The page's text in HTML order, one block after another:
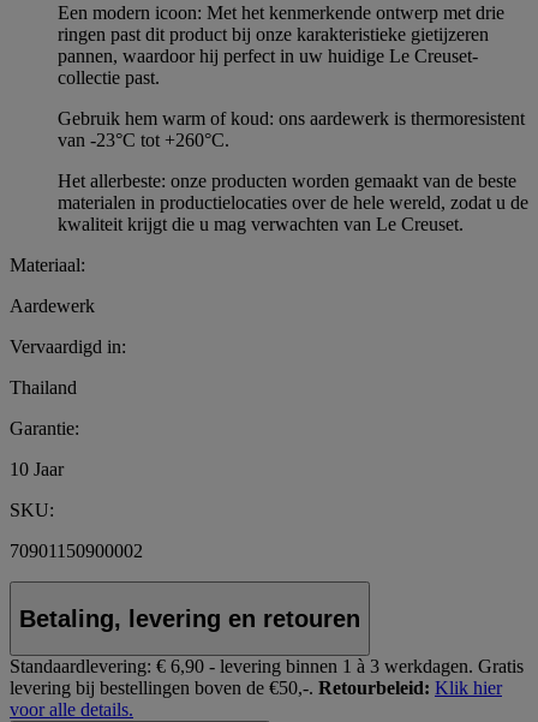
Een modern icoon: Met het kenmerkende ontwerp met drie
ringen past dit product bij onze karakteristieke gietijzeren
pannen, waardoor hij perfect in uw huidige Le Creuset-
collectie past.
Gebruik hem warm of koud: ons aardewerk is thermoresistent
van -23°C tot +260°C.
Het allerbeste: onze producten worden gemaakt van de beste
materialen in productielocaties over de hele wereld, zodat u de
kwaliteit krijgt die u mag verwachten van Le Creuset.
Materiaal:
Aardewerk
Vervaardigd in:
Thailand
Garantie:
10 Jaar
SKU:
70901150900002
Betaling, levering en retouren
Standaardlevering: € 6,90 - levering binnen 1 à 3 werkdagen. Gratis
levering bij bestellingen boven de €50,-. Retourbeleid: Klik hier
voor alle details.